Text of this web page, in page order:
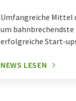
Umfangreiche Mittel
um
erfolgreiche Start-
NEWS LESEN